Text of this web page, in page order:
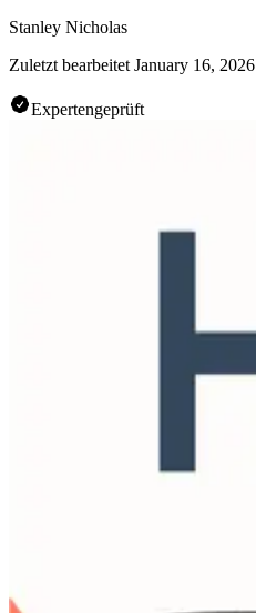
Stanley Nicholas
Zuletzt bearbeitet January 16, 2026
Expertengeprüft